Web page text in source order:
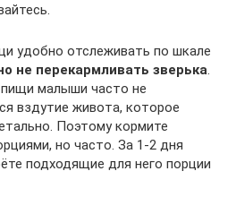
удобно отслеживать по шкале
не перекармливать зверька.
малыши часто не
вздутие живота, которое
Поэтому кормите
но часто. За 1-2 дня
подходящие для него порции